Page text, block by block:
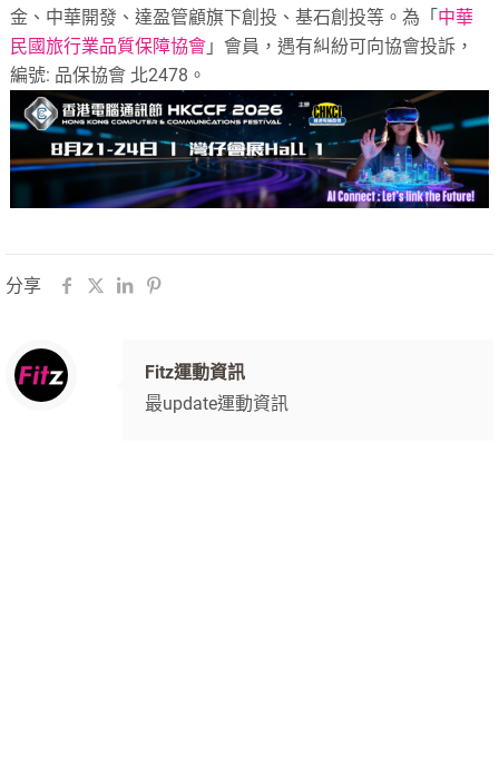
金、中華開發、達盈管顧旗下創投、基石創投等。為「 中華
民國旅行業品質保障協會 」會員，遇有糾紛可向協會投訴，
編號: 品保協會 北2478。
分享
Fitz運動資訊
最update運動資訊